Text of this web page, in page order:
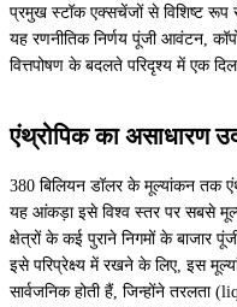
प्रमुख स्टॉक एक्सचेंजों से विशिष्ट रूप
यह रणनीतिक निर्णय पूंजी आवंटन,
वित्तपोषण के बदलते परिदृश्य में एक
एंथ्रोपिक का असाधारण
380 बिलियन डॉलर के मूल्यांकन तक
यह आंकड़ा इसे विश्व स्तर पर सबसे
क्षेत्रों के कई पुराने निगमों के बाजार
इसे परिप्रेक्ष्य में रखने के लिए, इस
सार्वजनिक होती हैं, जिन्होंने